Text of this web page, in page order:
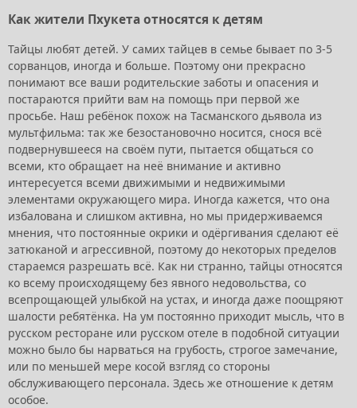
Как жители Пхукета относятся к детям
Тайцы любят детей. У самих тайцев в семье бывает по 3-5
сорванцов, иногда и больше. Поэтому они прекрасно
понимают все ваши родительские заботы и опасения и
постараются прийти вам на помощь при первой же
просьбе. Наш ребёнок похож на Тасманского дьявола из
мультфильма: так же безостановочно носится, снося всё
подвернувшееся на своём пути, пытается общаться со
всеми, кто обращает на неё внимание и активно
интересуется всеми движимыми и недвижимыми
элементами окружающего мира. Иногда кажется, что она
избалована и слишком активна, но мы придерживаемся
мнения, что постоянные окрики и одёргивания сделают её
затюканой и агрессивной, поэтому до некоторых пределов
стараемся разрешать всё. Как ни странно, тайцы относятся
ко всему происходящему без явного недовольства, со
всепрощающей улыбкой на устах, и иногда даже поощряют
шалости ребятёнка. На ум постоянно приходит мысль, что в
русском ресторане или русском отеле в подобной ситуации
можно было бы нарваться на грубость, строгое замечание,
или по меньшей мере косой взгляд со стороны
обслуживающего персонала. Здесь же отношение к детям
особое.